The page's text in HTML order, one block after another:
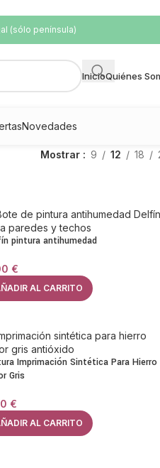
(sólo península)
InicioQuiénes
Novedades
Mostrar 9 12 18
pintura antihumedad
€
AL CARRITO
Imprimación Sintética Para Hierro
Gris
€
AL CARRITO